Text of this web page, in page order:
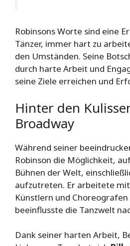
Robinsons Worte sind eine
Tänzer, immer hart zu
den Umständen. Seine
durch harte Arbeit und
seine Ziele erreichen und
Hinter den
Broadway
Während seiner
Robinson die Möglichkeit,
Bühnen der Welt,
aufzutreten. Er arbeitete
Künstlern und
beeinflusste die Tanzwelt
Dank seiner harten Arbeit,